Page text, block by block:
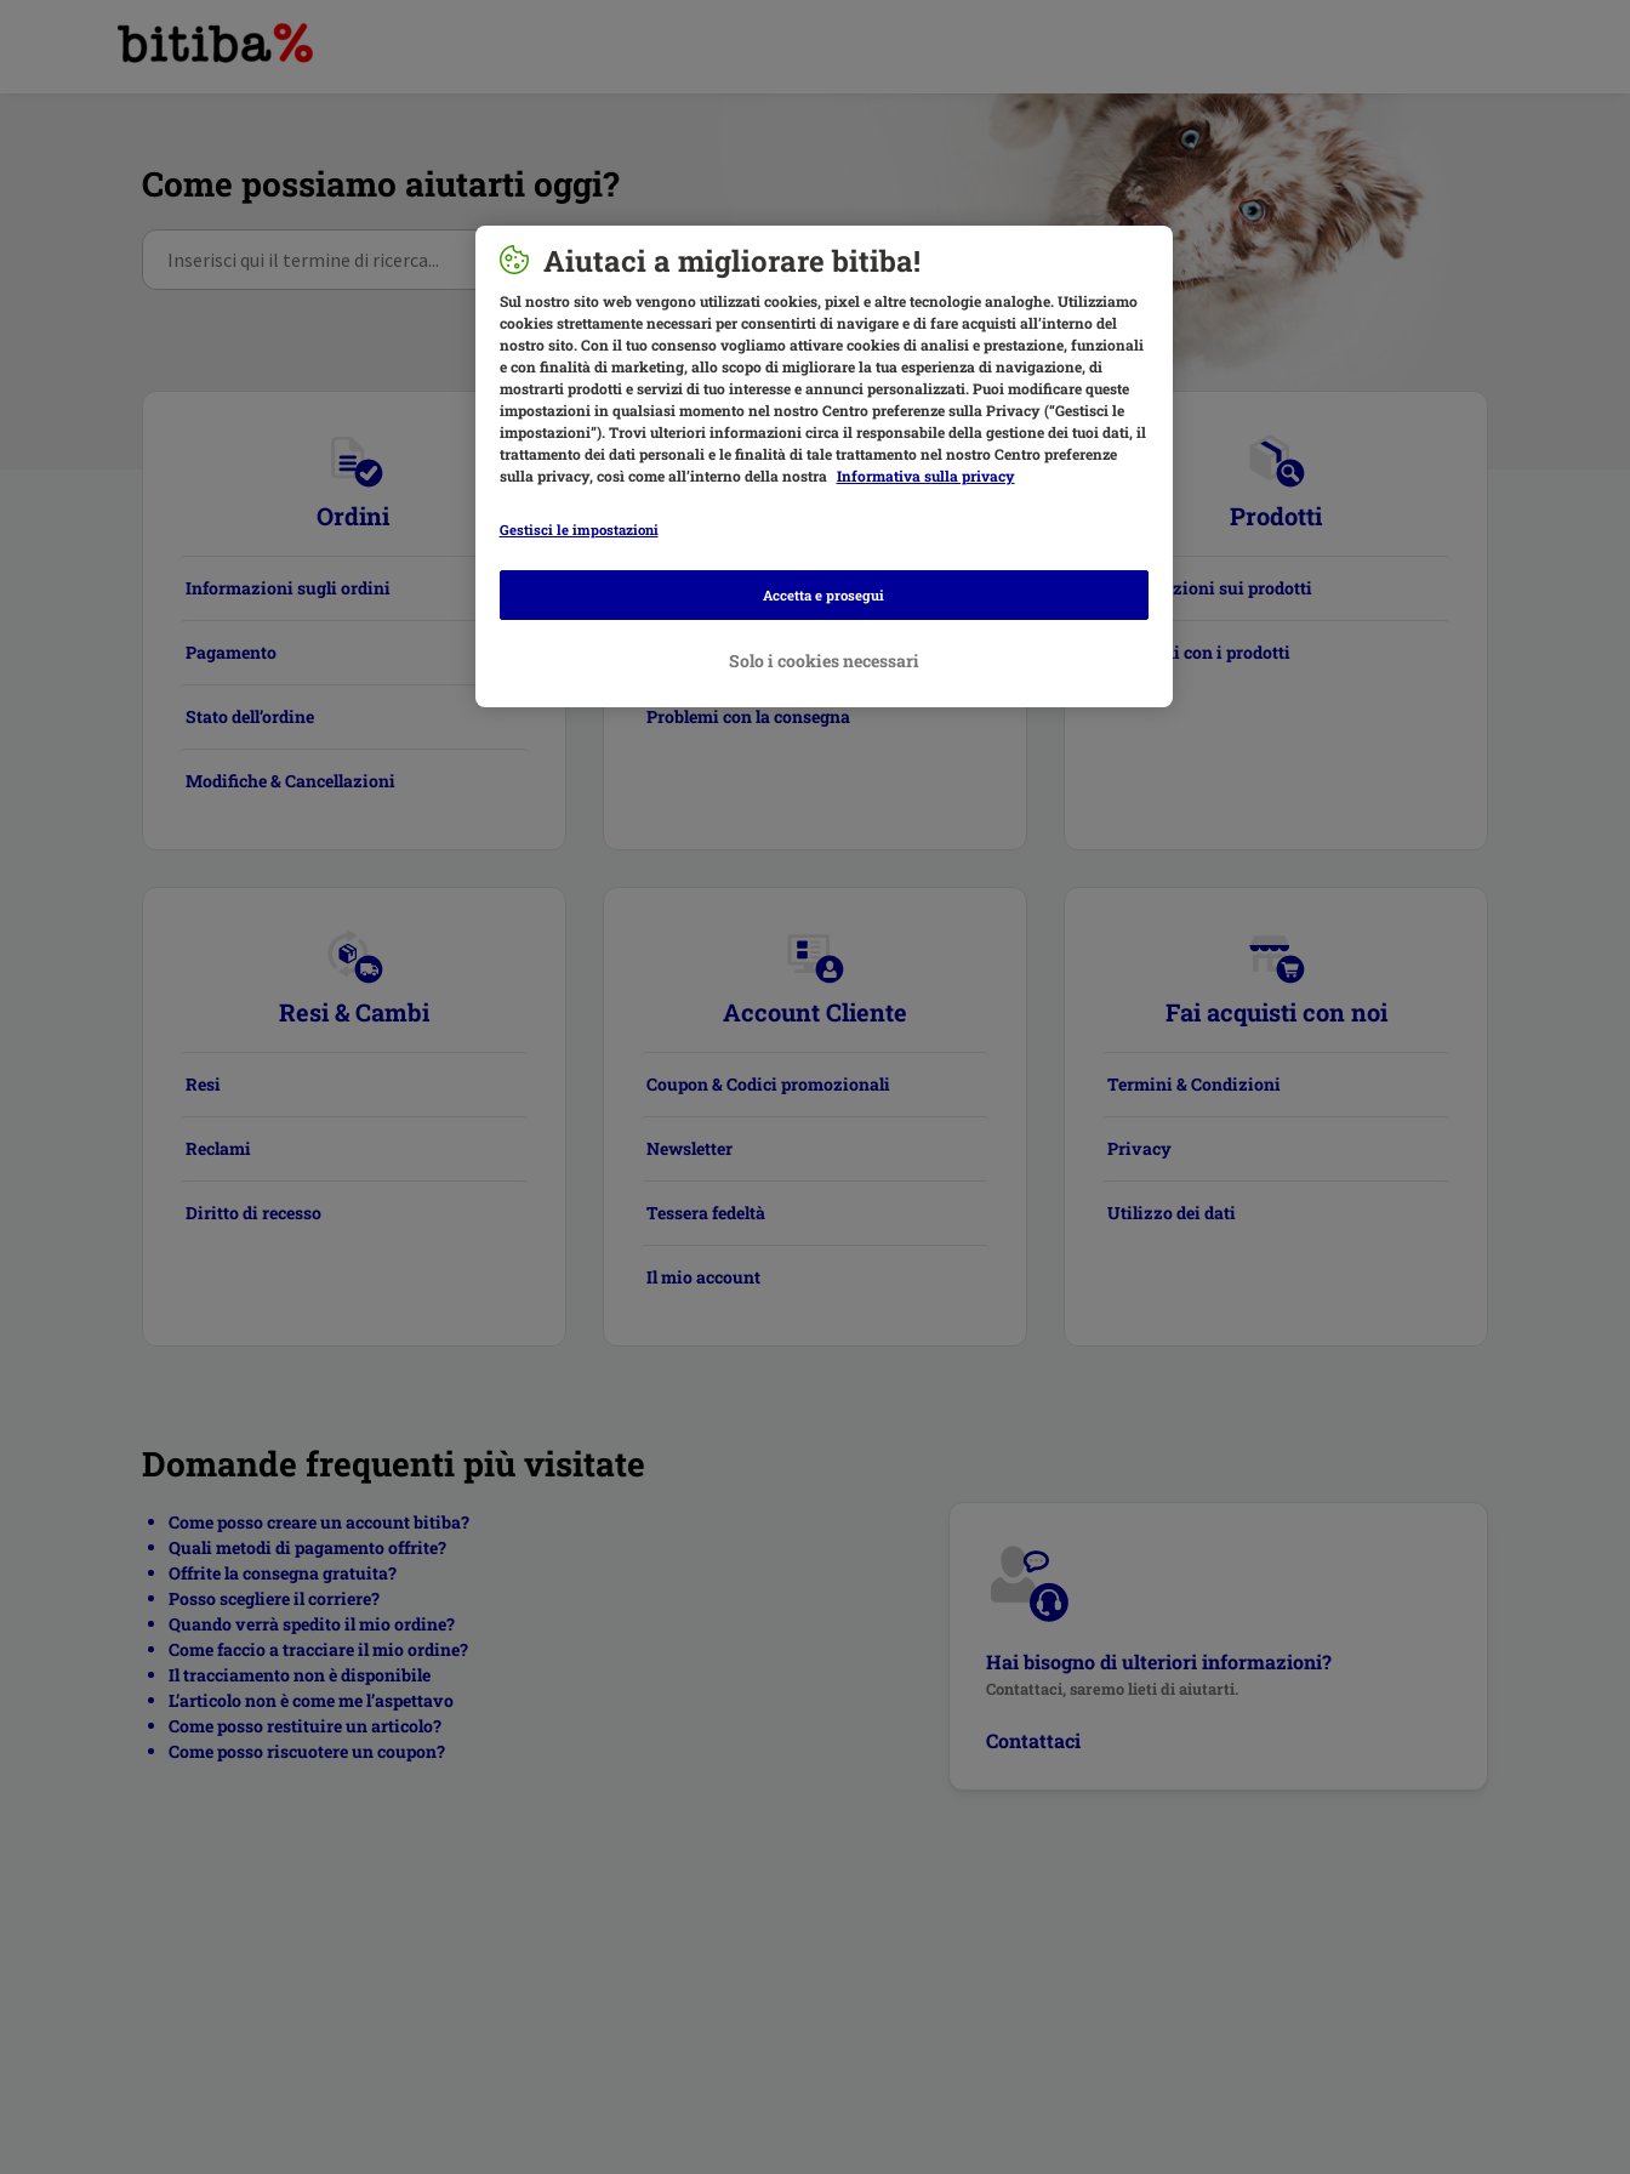
Come possiamo aiutarti oggi?
Ordini
Informazioni sugli ordini
Pagamento
Stato dell’ordine
Modifiche & Cancellazioni
Informazioni sulla spedizione
Tracciamento dell’ordine
Problemi con la consegna
Prodotti
Informazioni sui prodotti
Problemi con i prodotti
Resi & Cambi
Resi
Reclami
Diritto di recesso
Account Cliente
Coupon & Codici promozionali
Newsletter
Tessera fedeltà
Il mio account
Fai acquisti con noi
Termini & Condizioni
Privacy
Utilizzo dei dati
Domande frequenti più visitate
Come posso creare un account bitiba?
Quali metodi di pagamento offrite?
Offrite la consegna gratuita?
Posso scegliere il corriere?
Quando verrà spedito il mio ordine?
Come faccio a tracciare il mio ordine?
Il tracciamento non è disponibile
L’articolo non è come me l’aspettavo
Come posso restituire un articolo?
Come posso riscuotere un coupon?
Hai bisogno di ulteriori informazioni?
Contattaci, saremo lieti di aiutarti.
Contattaci
Aiutaci a migliorare bitiba!
Sul nostro sito web vengono utilizzati cookies, pixel e altre tecnologie analoghe. Utilizziamo
cookies strettamente necessari per consentirti di navigare e di fare acquisti all’interno del
nostro sito. Con il tuo consenso vogliamo attivare cookies di analisi e prestazione, funzionali
e con finalità di marketing, allo scopo di migliorare la tua esperienza di navigazione, di
mostrarti prodotti e servizi di tuo interesse e annunci personalizzati. Puoi modificare queste
impostazioni in qualsiasi momento nel nostro Centro preferenze sulla Privacy (“Gestisci le
impostazioni”). Trovi ulteriori informazioni circa il responsabile della gestione dei tuoi dati, il
trattamento dei dati personali e le finalità di tale trattamento nel nostro Centro preferenze
sulla privacy, così come all’interno della nostra Informativa sulla privacy
Gestisci le impostazioni
Solo i cookies necessari
Accetta e prosegui